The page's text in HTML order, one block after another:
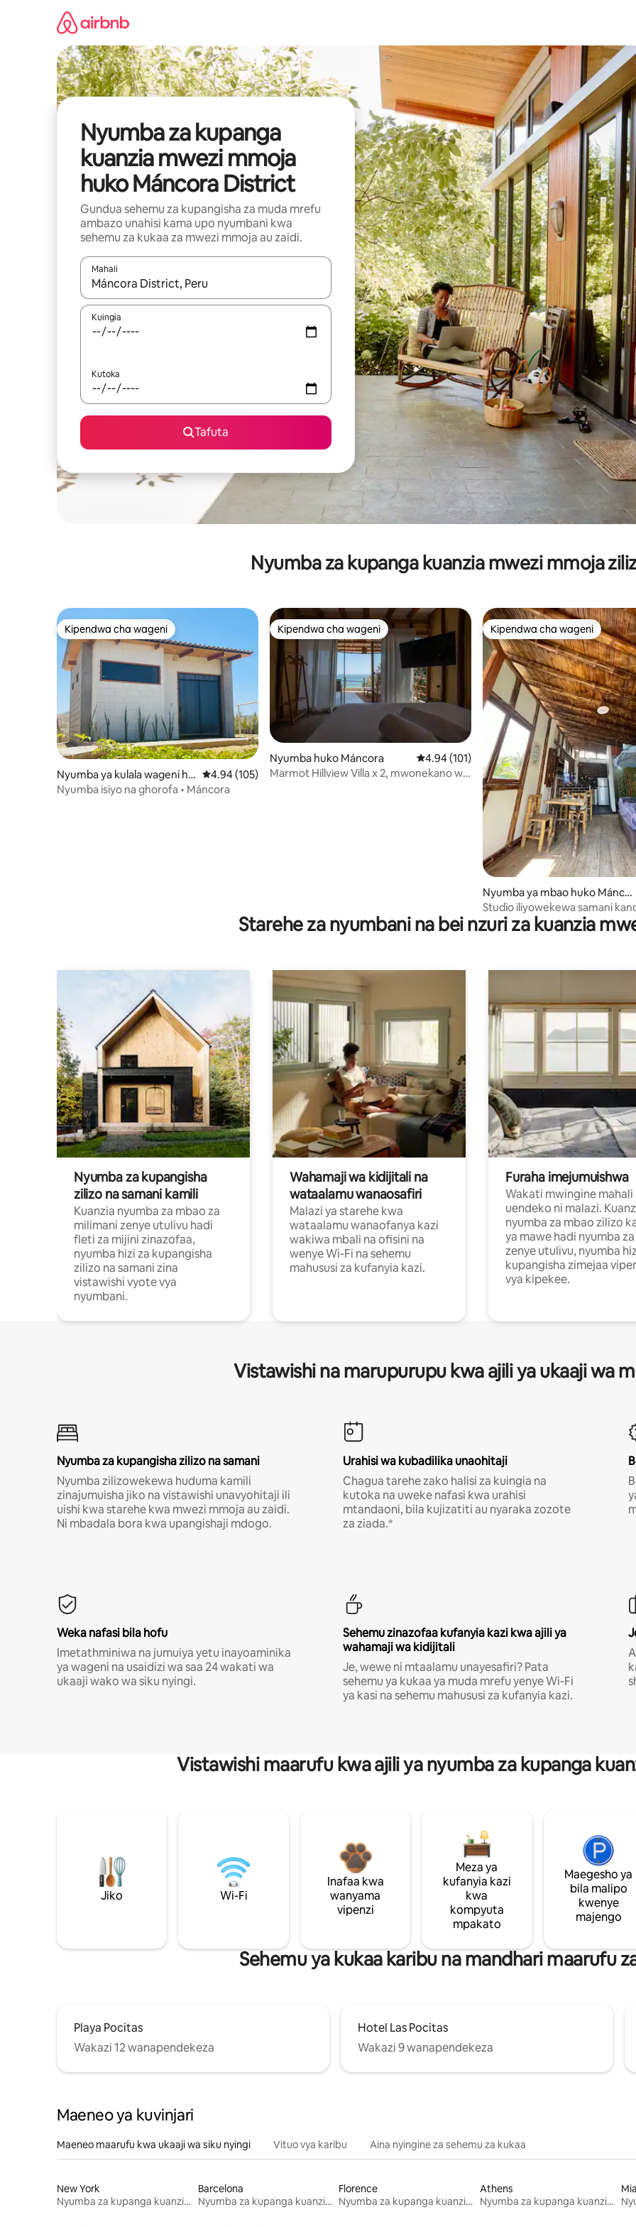
Nyumba za kupanga
kuanzia mwezi mmoja
huko Máncora District
Gundua sehemu za kupangisha za muda mrefu
ambazo unahisi kama upo nyumbani kwa
sehemu za kukaa za mwezi mmoja au zaidi.
Mahali
Wakati matokeo yanapatikana, vinjari kwa kutumia vitufe vya vishale vya juu na chini au uchunguze kwa kugusa au
Kuingia
Kutoka
Tafuta
Nyumba za kupanga kuanzia mwezi mmoja
Kipendwa cha wageni
Kipendwa cha wageni
Nyumba ya kulala wageni hu
ko Máncora
Ukadiriaji wa wastani wa 4.94 kati ya 5, tathmini 105
4.94 (105)
Nyumba isiyo na ghorofa • Máncora
Kipendwa cha wageni
Kipendwa cha wageni
Nyumba huko Máncora Ukadiriaji wa wastani wa 4.94 kati ya 5,
4.94 (101)
Marmot Hillview Villa x 2, mwonekano wa
Kipendwa cha wageni
Kipendwa cha wageni
Nyumba ya mbao huko Mánco
ra
Studio iliyowekewa samani
bahari
Starehe za nyumbani na bei nzuri za kuanzia
Nyumba za kupangisha
zilizo na samani kamili
Kuanzia nyumba za mbao za
milimani zenye utulivu hadi
fleti za mijini zinazofaa,
nyumba hizi za kupangisha
zilizo na samani zina
vistawishi vyote vya
nyumbani.
Wahamaji wa kidijitali na
wataalamu wanaosafiri
Malazi ya starehe kwa
wataalamu wanaofanya kazi
wakiwa mbali na ofisini na
wenye Wi-Fi na sehemu
mahususi za kufanyia kazi.
Furaha imejumuishwa
Wakati mwingine mahali
uendeko ni malazi.
nyumba za mbao zilizo
ya mawe hadi nyumba
zenye utulivu, nyumba
kupangisha zimejaa
vya kipekee.
Vistawishi na marupurupu kwa ajili ya ukaaji wa
Nyumba za kupangisha zilizo na samani
Nyumba zilizowekewa huduma kamili
zinajumuisha jiko na vistawishi unavyohitaji ili
uishi kwa starehe kwa mwezi mmoja au zaidi.
Ni mbadala bora kwa upangishaji mdogo.
Urahisi wa kubadilika unaohitaji
Chagua tarehe zako halisi za kuingia na
kutoka na uweke nafasi kwa urahisi
mtandaoni, bila kujizatiti au nyaraka zozote
za ziada.*
Weka nafasi bila hofu
Imetathminiwa na jumuiya yetu inayoaminika
ya wageni na usaidizi wa saa 24 wakati wa
ukaaji wako wa siku nyingi.
Sehemu zinazofaa kufanyia kazi kwa ajili ya
wahamaji wa kidijitali
Je, wewe ni mtaalamu unayesafiri? Pata
sehemu ya kukaa ya muda mrefu yenye Wi-Fi
ya kasi na sehemu mahususi za kufanyia kazi.
Vistawishi maarufu kwa ajili ya nyumba za kupanga
Jiko Wi-Fi
Inafaa kwa
wanyama
vipenzi
Meza ya
kufanyia kazi
kwa
kompyuta
mpakato
Maegesho ya
bila malipo
kwenye
majengo
Sehemu ya kukaa karibu na mandhari maarufu
Playa Pocitas
Wakazi 12 wanapendekeza
Hotel Las Pocitas
Wakazi 9 wanapendekeza
Maeneo ya kuvinjari
Maeneo maarufu kwa ukaaji wa siku nyingi Vituo vya karibu Aina nyingine za sehemu za kukaa
New York
Nyumba za kupanga kuanzia mwezi mmoja
Barcelona
Nyumba za kupanga kuanzia mwezi mmoja
Florence
Nyumba za kupanga kuanzia mwezi mmoja
Athens
Nyumba za kupanga kuanzia mwezi mmoja